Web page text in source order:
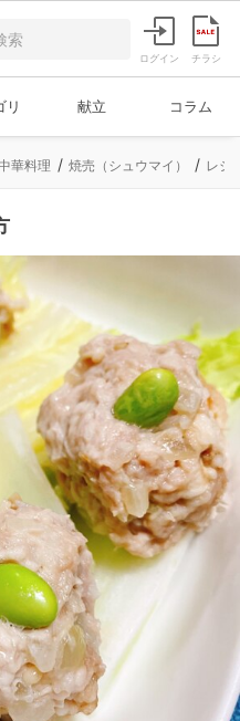
ログイン チラシ
リ 献立 コラム
華料理 焼売（シュウマイ） レシ